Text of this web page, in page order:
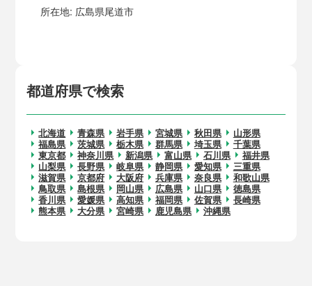
都道府県で検索
北海道 青森県 岩手県 宮城県 秋田県
山形県
福島県
茨城県 栃木県 群馬県 埼玉県
千葉県
東京都
神奈川県 新潟県 富山県 石川県
福井県
山梨県
長野県 岐阜県 静岡県 愛知県
三重県
滋賀県
京都府 大阪府 兵庫県 奈良県
和歌山県
鳥取県
島根県 岡山県 広島県 山口県
徳島県
香川県
愛媛県 高知県 福岡県 佐賀県
長崎県
熊本県
大分県 宮崎県 鹿児島県 沖縄県
所在地: 広島県尾道市